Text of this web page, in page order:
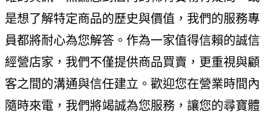
是想了解特定商品的歷史與價值，我們的服務專
員都將耐心為您解答。作為一家值得信賴的誠信
經營店家，我們不僅提供商品買賣，更重視與顧
客之間的溝通與信任建立。歡迎您在營業時間內
隨時來電，我們將竭誠為您服務，讓您的尋寶體